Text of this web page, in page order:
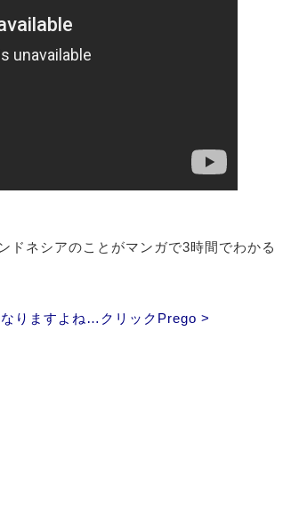
ドネシアのことがマンガで3時間でわかる
りますよね…クリックPrego >